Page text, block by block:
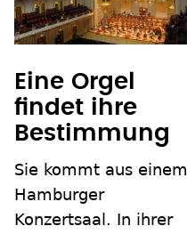
Eine Orgel
findet ihre
Bestimmung
Sie kommt aus einem
Hamburger
Konzertsaal. In ihrer